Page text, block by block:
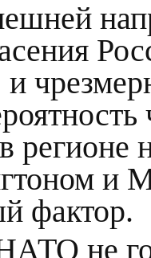
регионе
и
фактор.
не